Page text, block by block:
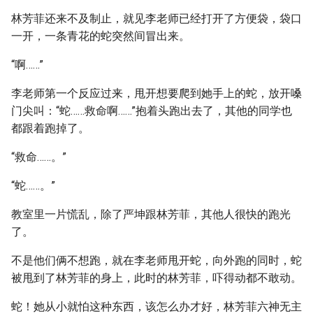
林芳菲还来不及制止，就见李老师已经打开了方便袋，袋口
一开，一条青花的蛇突然间冒出来。
“啊……”
李老师第一个反应过来，甩开想要爬到她手上的蛇，放开嗓
门尖叫：“蛇……救命啊……”抱着头跑出去了，其他的同学也
都跟着跑掉了。
“救命……。”
“蛇……。”
教室里一片慌乱，除了严坤跟林芳菲，其他人很快的跑光
了。
不是他们俩不想跑，就在李老师甩开蛇，向外跑的同时，蛇
被甩到了林芳菲的身上，此时的林芳菲，吓得动都不敢动。
蛇！她从小就怕这种东西，该怎么办才好，林芳菲六神无主